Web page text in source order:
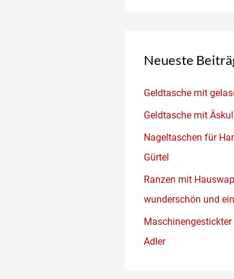
Neueste
Geldtasche mit
Geldtasche mit
Nageltaschen für
Gürtel
Ranzen mit
wunderschön und
Adler